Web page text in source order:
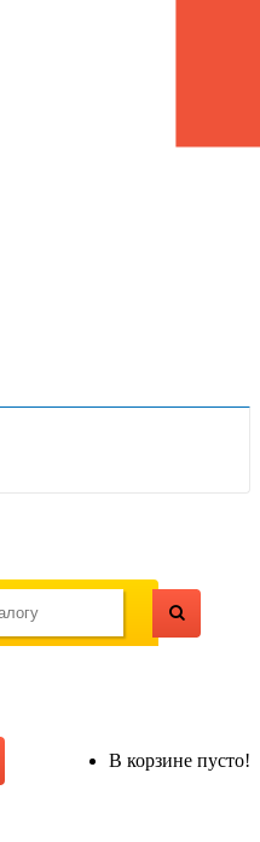
В корзине пусто!